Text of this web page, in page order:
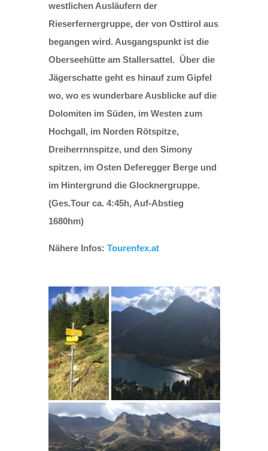
westlichen Ausläufern der
Rieserfernergruppe, der von Osttirol aus
begangen wird. Ausgangspunkt ist die
Oberseehütte am Stallersattel. Über die
Jägerschatte geht es hinauf zum Gipfel
wo, wo es wunderbare Ausblicke auf die
Dolomiten im Süden, im Westen zum
Hochgall, im Norden Rötspitze,
Dreiherrnnspitze, und den Simony
spitzen, im Osten Deferegger Berge und
im Hintergrund die Glocknergruppe.
(Ges.Tour ca. 4:45h, Auf-Abstieg
1680hm)
Nähere Infos: Tourenfex.at